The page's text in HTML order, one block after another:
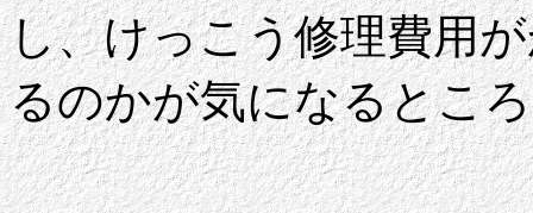
し、けっこう修理費用
るのかが気になるとこ